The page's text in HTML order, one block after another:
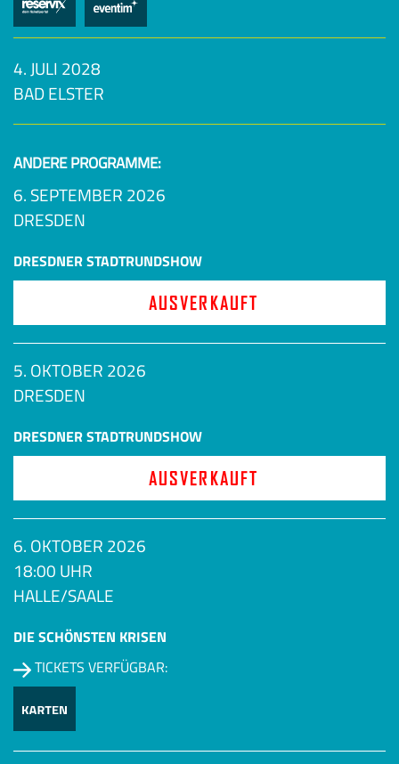
4. JULI 2028
BAD ELSTER
ANDERE PROGRAMME:
6. SEPTEMBER 2026
DRESDEN
DRESDNER STADTRUNDSHOW
AUSVERKAUFT
5. OKTOBER 2026
DRESDEN
DRESDNER STADTRUNDSHOW
AUSVERKAUFT
6. OKTOBER 2026
18:00 UHR
HALLE/SAALE
DIE SCHÖNSTEN KRISEN
TICKETS VERFÜGBAR: